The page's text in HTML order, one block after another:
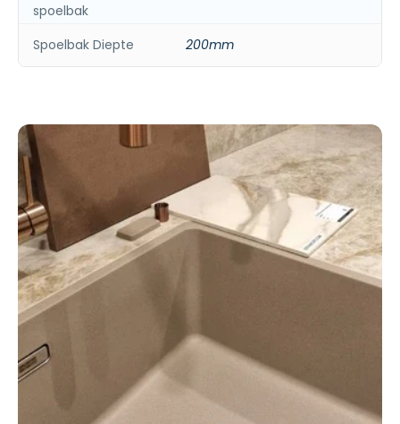
spoelbak
Spoelbak Diepte 200mm